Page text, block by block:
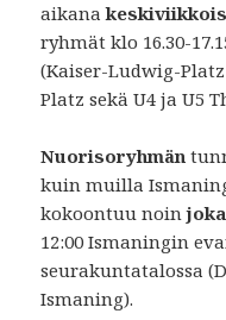
aikana
ryhmät klo 16.30-
(Kaiser-Ludwig-
Platz sekä U4 ja U5
Nuorisoryhmän
kuin muilla
kokoontuu noin
12:00 Ismaningin
seurakuntatalossa
Ismaning).